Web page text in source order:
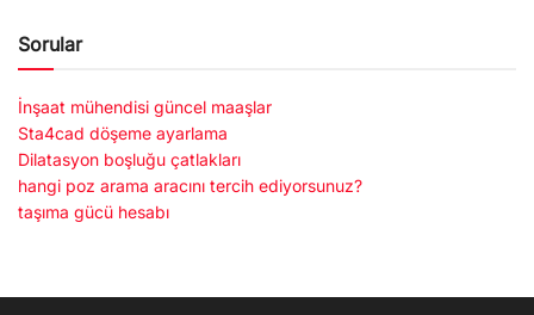
Sorular
İnşaat mühendisi güncel maaşlar
Sta4cad döşeme ayarlama
Dilatasyon boşluğu çatlakları
hangi poz arama aracını tercih ediyorsunuz?
taşıma gücü hesabı